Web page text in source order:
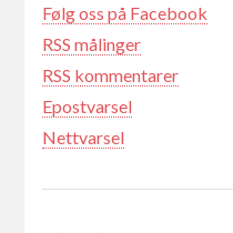
Følg oss på Facebook
RSS målinger
RSS kommentarer
Epostvarsel
Nettvarsel